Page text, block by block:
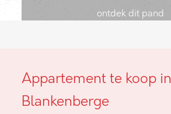
ontdek dit pand
Appartement te koop in
Blankenberge